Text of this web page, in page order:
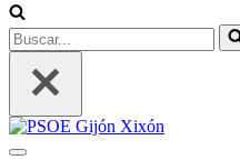
Buscar...